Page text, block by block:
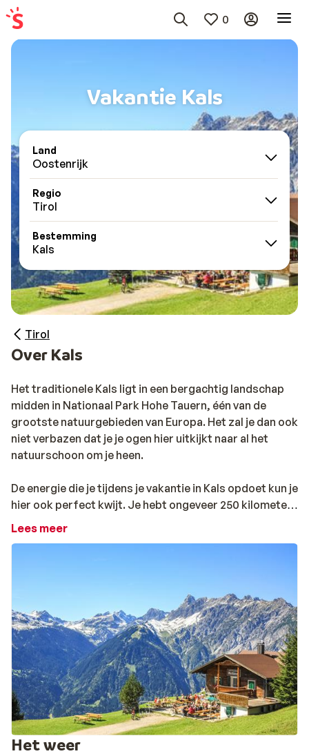
0
Vakantie Kals
Land
Oostenrijk
Regio
Tirol
Bestemming
Kals
Tirol
Over Kals
Het traditionele Kals ligt in een bergachtig landschap
midden in Nationaal Park Hohe Tauern, één van de
grootste natuurgebieden van Europa. Het zal je dan ook
niet verbazen dat je je ogen hier uitkijkt naar al het
natuurschoon om je heen.
De energie die je tijdens je vakantie in Kals opdoet kun je
hier ook perfect kwijt. Je hebt ongeveer 250 kilometer
aan wandelpaden en de bergen lenen zich uitstekend
Lees meer
Het weer